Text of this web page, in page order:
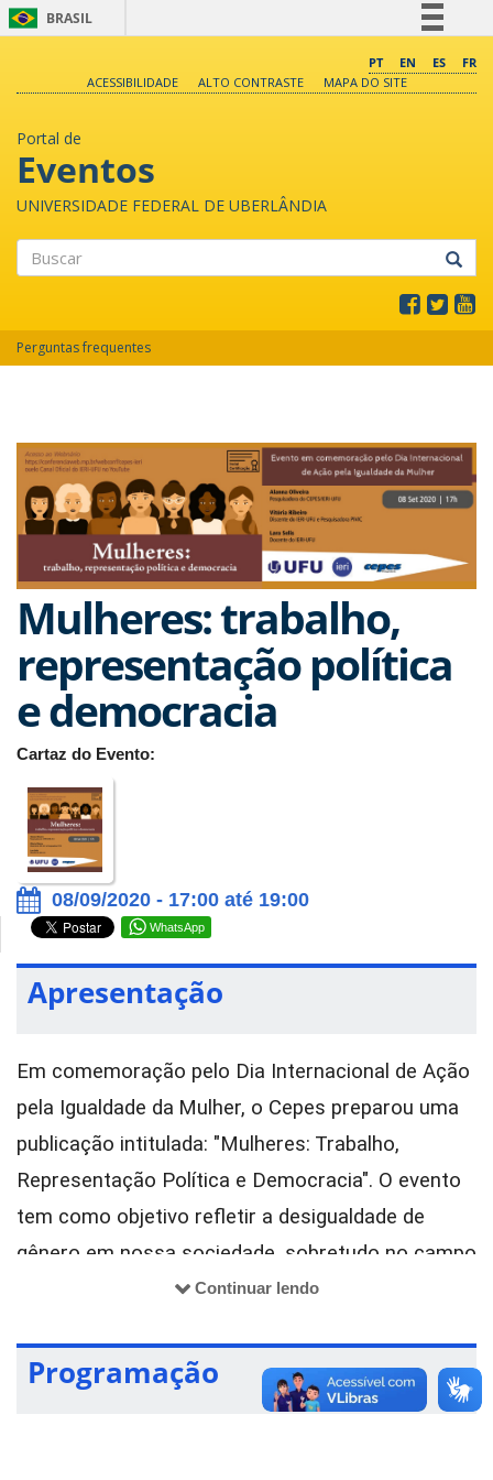
BRASIL
Comunica BR
PT EN ES
FR
ACESSIBILIDADE
ALTO CONTRASTE MAPA DO SITE
Portal de
Eventos
UNIVERSIDADE FEDERAL DE UBERLÂNDIA
Perguntas frequentes
Mulheres: trabalho,
representação política
e democracia
Cartaz do Evento:
08/09/2020 - 17:00 até 19:00
WhatsApp
Apresentação
Em comemoração pelo Dia Internacional de Ação
pela Igualdade da Mulher, o Cepes preparou uma
publicação intitulada: "Mulheres: Trabalho,
Representação Política e Democracia". O evento
tem como objetivo refletir a desigualdade de
gênero em nossa sociedade, sobretudo no campo
A superação desse paradigma de desigualdades
ainda é uma realidade necessária, apesar dos
avanços e conquistas já alcançados nesse
Continuar lendo
Programação